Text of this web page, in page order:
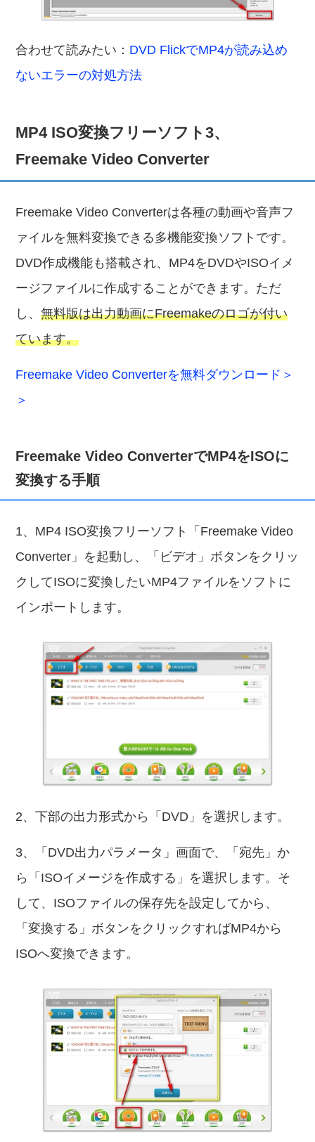
合わせて読みたい： DVD FlickでMP4が読み込め
ないエラーの対処方法
MP4 ISO変換フリーソフト3、
Freemake Video Converter
Freemake Video Converterは各種の動画や音声フ
ァイルを無料変換できる多機能変換ソフトです。
DVD作成機能も搭載され、MP4をDVDやISOイメ
ージファイルに作成することができます。ただ
し、無料版は出力動画にFreemakeのロゴが付い
ています。
Freemake Video Converterを無料ダウンロード＞
＞
Freemake Video ConverterでMP4をISOに
変換する手順
1、MP4 ISO変換フリーソフト「Freemake Video
Converter」を起動し、「ビデオ」ボタンをクリッ
クしてISOに変換したいMP4ファイルをソフトに
インポートします。
2、下部の出力形式から「DVD」を選択します。
3、「DVD出力パラメータ」画面で、「宛先」か
ら「ISOイメージを作成する」を選択します。そ
して、ISOファイルの保存先を設定してから、
「変換する」ボタンをクリックすればMP4から
ISOへ変換できます。